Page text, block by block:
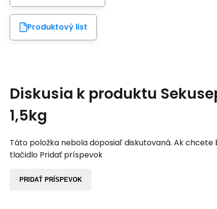
Produktový list
Diskusia k produktu
1,5kg
Táto položka nebola doposiaľ diskutovaná. Ak chcete
tlačidlo Pridať príspevok
PRIDAŤ PRÍSPEVOK